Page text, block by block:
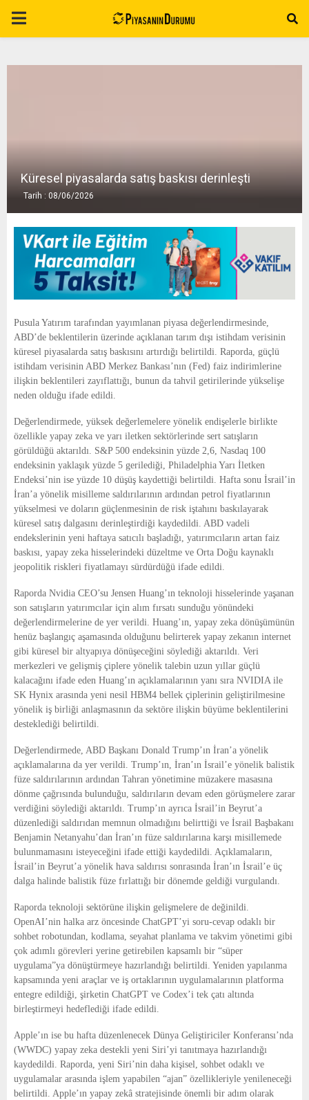
P
A
E
N
U
Küresel piyasalarda satış baskısı derinleşti
Tarih : 08/06/2026
Pusula Yatırım tarafından yayımlanan piyasa değerlendirmesinde,
ABD’de beklentilerin üzerinde açıklanan tarım dışı istihdam verisinin
küresel piyasalarda satış baskısını artırdığı belirtildi. Raporda, güçlü
istihdam verisinin ABD Merkez Bankası’nın (Fed) faiz indirimlerine
ilişkin beklentileri zayıflattığı, bunun da tahvil getirilerinde yükselişe
neden olduğu ifade edildi.
Değerlendirmede, yüksek değerlemelere yönelik endişelerle birlikte
özellikle yapay zeka ve yarı iletken sektörlerinde sert satışların
görüldüğü aktarıldı. S&P 500 endeksinin yüzde 2,6, Nasdaq 100
endeksinin yaklaşık yüzde 5 gerilediği, Philadelphia Yarı İletken
Endeksi’nin ise yüzde 10 düşüş kaydettiği belirtildi. Hafta sonu İsrail’in
İran’a yönelik misilleme saldırılarının ardından petrol fiyatlarının
yükselmesi ve doların güçlenmesinin de risk iştahını baskılayarak
küresel satış dalgasını derinleştirdiği kaydedildi. ABD vadeli
endekslerinin yeni haftaya satıcılı başladığı, yatırımcıların artan faiz
baskısı, yapay zeka hisselerindeki düzeltme ve Orta Doğu kaynaklı
jeopolitik riskleri fiyatlamayı sürdürdüğü ifade edildi.
Raporda Nvidia CEO’su Jensen Huang’ın teknoloji hisselerinde yaşanan
son satışların yatırımcılar için alım fırsatı sunduğu yönündeki
değerlendirmelerine de yer verildi. Huang’ın, yapay zeka dönüşümünün
henüz başlangıç aşamasında olduğunu belirterek yapay zekanın internet
gibi küresel bir altyapıya dönüşeceğini söylediği aktarıldı. Veri
merkezleri ve gelişmiş çiplere yönelik talebin uzun yıllar güçlü
kalacağını ifade eden Huang’ın açıklamalarının yanı sıra NVIDIA ile
SK Hynix arasında yeni nesil HBM4 bellek çiplerinin geliştirilmesine
yönelik iş birliği anlaşmasının da sektöre ilişkin büyüme beklentilerini
desteklediği belirtildi.
Değerlendirmede, ABD Başkanı Donald Trump’ın İran’a yönelik
açıklamalarına da yer verildi. Trump’ın, İran’ın İsrail’e yönelik balistik
füze saldırılarının ardından Tahran yönetimine müzakere masasına
dönme çağrısında bulunduğu, saldırıların devam eden görüşmelere zarar
verdiğini söylediği aktarıldı. Trump’ın ayrıca İsrail’in Beyrut’a
düzenlediği saldırıdan memnun olmadığını belirttiği ve İsrail Başbakanı
Benjamin Netanyahu’dan İran’ın füze saldırılarına karşı misillemede
bulunmamasını isteyeceğini ifade ettiği kaydedildi. Açıklamaların,
İsrail’in Beyrut’a yönelik hava saldırısı sonrasında İran’ın İsrail’e üç
dalga halinde balistik füze fırlattığı bir dönemde geldiği vurgulandı.
Raporda teknoloji sektörüne ilişkin gelişmelere de değinildi.
OpenAI’nin halka arz öncesinde ChatGPT’yi soru-cevap odaklı bir
sohbet robotundan, kodlama, seyahat planlama ve takvim yönetimi gibi
çok adımlı görevleri yerine getirebilen kapsamlı bir “süper
uygulama”ya dönüştürmeye hazırlandığı belirtildi. Yeniden yapılanma
kapsamında yeni araçlar ve iş ortaklarının uygulamalarının platforma
entegre edildiği, şirketin ChatGPT ve Codex’i tek çatı altında
birleştirmeyi hedeflediği ifade edildi.
Apple’ın ise bu hafta düzenlenecek Dünya Geliştiriciler Konferansı’nda
(WWDC) yapay zeka destekli yeni Siri’yi tanıtmaya hazırlandığı
kaydedildi. Raporda, yeni Siri’nin daha kişisel, sohbet odaklı ve
uygulamalar arasında işlem yapabilen “ajan” özellikleriyle yenileneceği
belirtildi. Apple’ın yapay zekâ stratejisinde önemli bir adım olarak